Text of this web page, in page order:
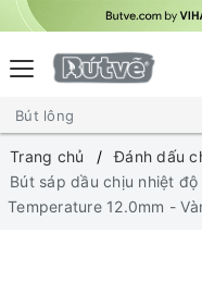
Trang chủ
Đánh dấu
Bút sáp dầu chịu nhiệt
Temperature 12.0mm -